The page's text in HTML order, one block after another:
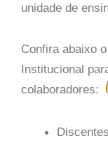
unidade de
Confira abaixo
Institucional
colaboradores: